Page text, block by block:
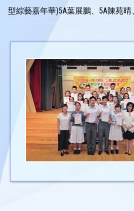
型綜藝嘉年華)5A葉展鵬、5A陳苑晴